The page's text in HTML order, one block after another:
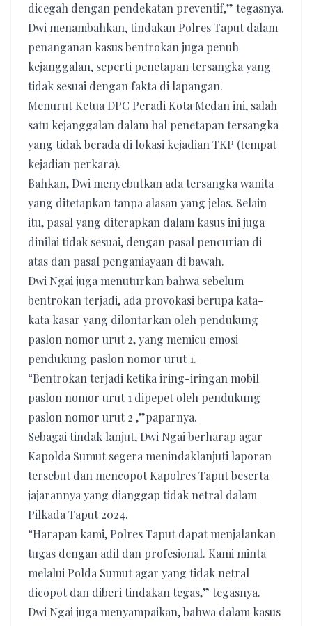
dicegah dengan pendekatan preventif,” tegasnya.
Dwi menambahkan, tindakan Polres Taput dalam
penanganan kasus bentrokan juga penuh
kejanggalan, seperti penetapan tersangka yang
tidak sesuai dengan fakta di lapangan.
Menurut Ketua DPC Peradi Kota Medan ini, salah
satu kejanggalan dalam hal penetapan tersangka
yang tidak berada di lokasi kejadian TKP (tempat
kejadian perkara).
Bahkan, Dwi menyebutkan ada tersangka wanita
yang ditetapkan tanpa alasan yang jelas. Selain
itu, pasal yang diterapkan dalam kasus ini juga
dinilai tidak sesuai, dengan pasal pencurian di
atas dan pasal penganiayaan di bawah.
Dwi Ngai juga menuturkan bahwa sebelum
bentrokan terjadi, ada provokasi berupa kata-
kata kasar yang dilontarkan oleh pendukung
paslon nomor urut 2, yang memicu emosi
pendukung paslon nomor urut 1.
“Bentrokan terjadi ketika iring-iringan mobil
paslon nomor urut 1 dipepet oleh pendukung
paslon nomor urut 2 ,”paparnya.
Sebagai tindak lanjut, Dwi Ngai berharap agar
Kapolda Sumut segera menindaklanjuti laporan
tersebut dan mencopot Kapolres Taput beserta
jajarannya yang dianggap tidak netral dalam
Pilkada Taput 2024.
“Harapan kami, Polres Taput dapat menjalankan
tugas dengan adil dan profesional. Kami minta
melalui Polda Sumut agar yang tidak netral
dicopot dan diberi tindakan tegas,” tegasnya.
Dwi Ngai juga menyampaikan, bahwa dalam kasus